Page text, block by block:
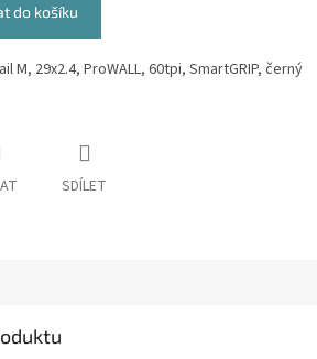
do košíku
M, 29x2.4, ProWALL, 60tpi, SmartGRIP, černý
SDÍLET